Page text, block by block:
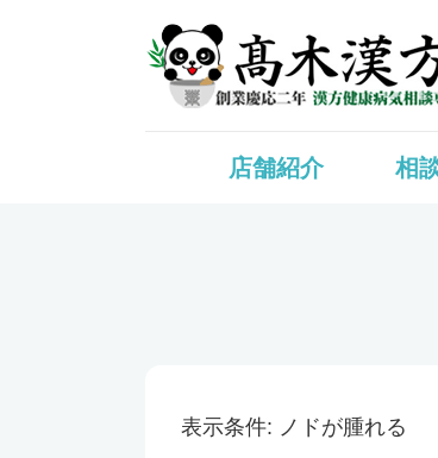
店舗紹介 相
表示条件 ノドが腫れる